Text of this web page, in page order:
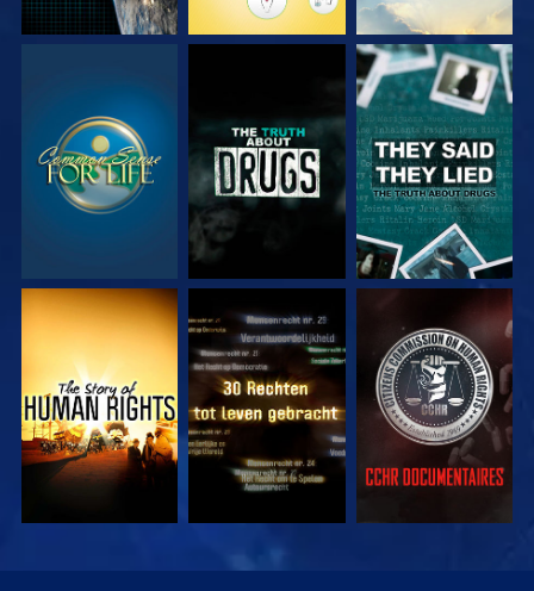
KIJK KIJK KIJK
KIJK KIJK KIJK